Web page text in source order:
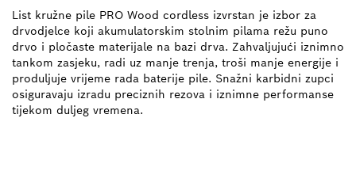
List kružne pile PRO Wood cordless izvrstan je izbor za
drvodjelce koji akumulatorskim stolnim pilama režu puno
drvo i pločaste materijale na bazi drva. Zahvaljujući iznimno
tankom zasjeku, radi uz manje trenja, troši manje energije i
produljuje vrijeme rada baterije pile. Snažni karbidni zupci
osiguravaju izradu preciznih rezova i iznimne performanse
tijekom duljeg vremena.